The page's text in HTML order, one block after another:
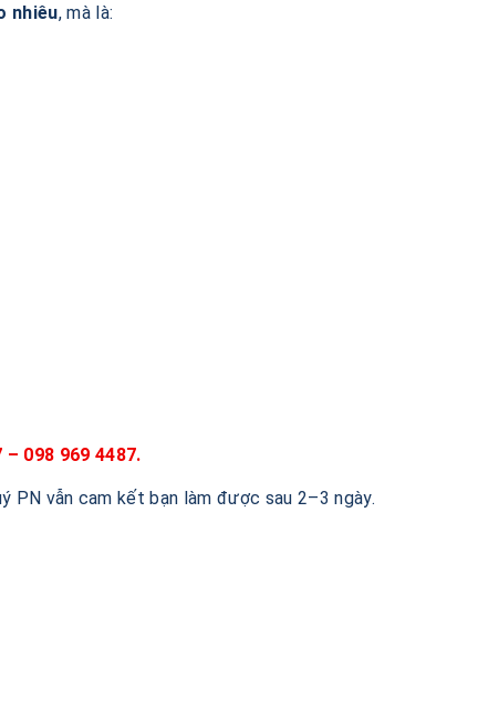
nhiêu, mà là:
– 098 969 4487.
PN vẫn cam kết bạn làm được sau 2–3 ngày.